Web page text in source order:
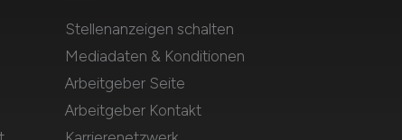
Stellenanzeigen schalten
Mediadaten & Konditionen
Arbeitgeber Seite
Arbeitgeber Kontakt